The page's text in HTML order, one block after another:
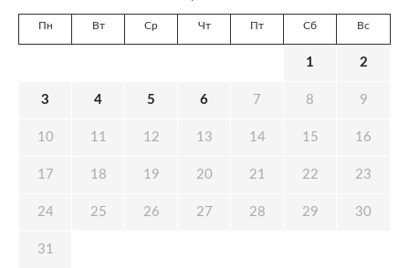
Пн Вт Ср Чт Пт Сб Вс
1 2
3 4 5 6 7 8 9
10 11 12 13 14 15 16
17 18 19 20 21 22 23
24 25 26 27 28 29 30
31